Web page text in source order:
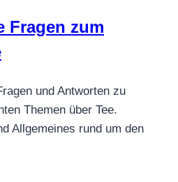
Fragen zum
und Antworten zu
Themen über Tee.
Allgemeines rund um den